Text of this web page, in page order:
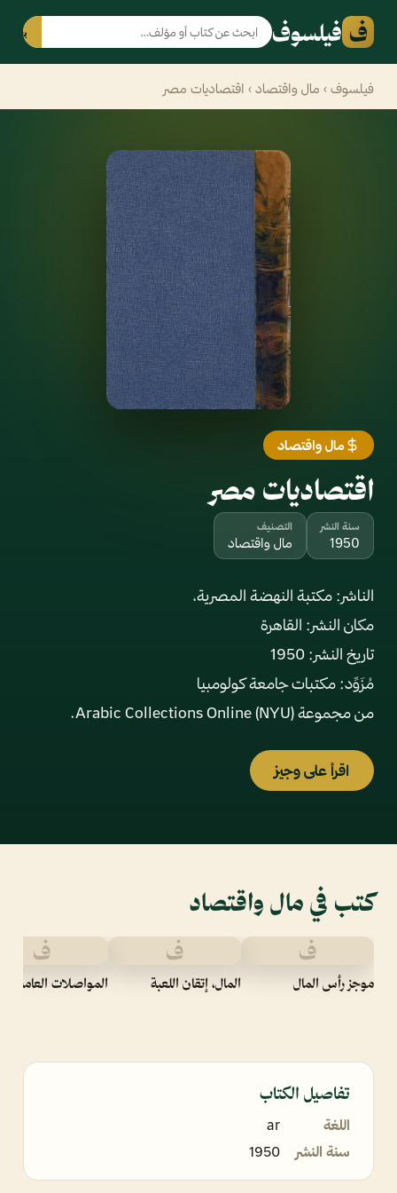
ف فيلسوف بحث
فيلسوف › مال واقتصاد › اقتصاديات مصر
مال واقتصاد
اقتصاديات مصر
سنة النشر
1950
التصنيف
مال واقتصاد
من مجموعة Arabic Collections Online (NYU).
اقرأ على وجيز
كتب في مال واقتصاد
ف
موجز رأس المال
ف
المال، إتقان اللعبة
ف
المواصلات العامة
تفاصيل الكتاب
اللغة
ar
سنة النشر
1950